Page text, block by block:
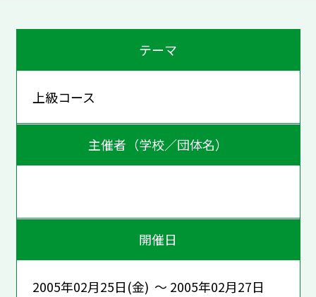
テーマ
上級コース
主催者（学校／団体名）
開催日
2005年02月25日(金) ～ 2005年02月27日